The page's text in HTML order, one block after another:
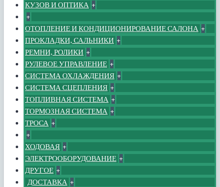
КУЗОВ И ОПТИКА +
+
ОТОПЛЕНИЕ И КОНДИЦИОНИРОВАНИЕ САЛОНА +
ПРОКЛАДКИ, САЛЬНИКИ +
РЕМНИ, РОЛИКИ +
РУЛЕВОЕ УПРАВЛЕНИЕ +
СИСТЕМА ОХЛАЖДЕНИЯ +
СИСТЕМА СЦЕПЛЕНИЯ +
ТОПЛИВНАЯ СИСТЕМА +
ТОРМОЗНАЯ СИСТЕМА +
ТРОСА +
+
ХОДОВАЯ +
ЭЛЕКТРООБОРУДОВАНИЕ +
ДРУГОЕ +
ДОСТАВКА +